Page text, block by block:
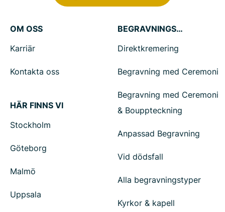
OM OSS
Karriär
Kontakta oss
HÄR FINNS VI
Stockholm
Göteborg
Malmö
Uppsala
BEGRAVNINGSTJÄNSTER
Direktkremering
Begravning med Ceremoni
Begravning med Ceremoni
& Bouppteckning
Anpassad Begravning
Vid dödsfall
Alla begravningstyper
Kyrkor & kapell